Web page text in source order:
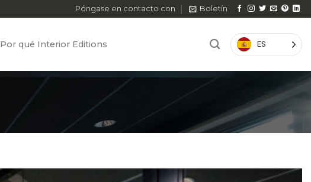
Póngase en contacto con Boletín
Por qué Interior Editions ES